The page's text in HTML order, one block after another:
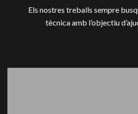
Els nostres treballs sempre
tècnica amb l’objectiu